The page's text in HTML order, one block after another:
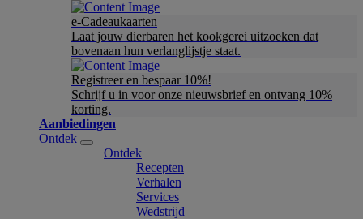
e-Cadeaukaarten
Laat jouw dierbaren het kookgerei uitzoeken dat
bovenaan hun verlanglijstje staat.
Registreer en bespaar 10%!
Schrijf u in voor onze nieuwsbrief en ontvang 10%
korting.
Aanbiedingen
Ontdek
Ontdek
Recepten
Verhalen
Services
Wedstrijd